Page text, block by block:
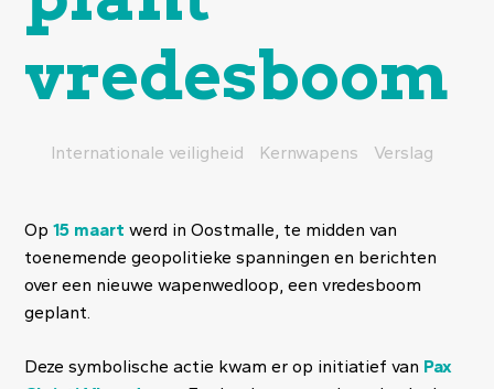
vredesboom
Internationale veiligheid Kernwapens Verslag
Op15 maart werd in Oostmalle, te midden van
toenemende geopolitieke spanningen en berichten
over een nieuwe wapenwedloop, een vredesboom
geplant.
Deze symbolische actie kwam er op initiatief van Pax